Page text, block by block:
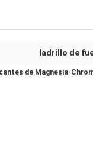
ladrillo de
de Magnesia-